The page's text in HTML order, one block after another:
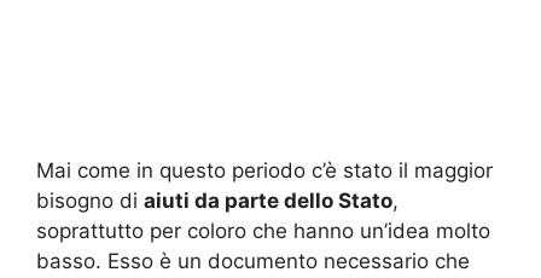
Mai come in questo periodo c’è stato il maggior
bisogno di aiuti da parte dello Stato,
soprattutto per coloro che hanno un’idea molto
basso. Esso è un documento necessario che